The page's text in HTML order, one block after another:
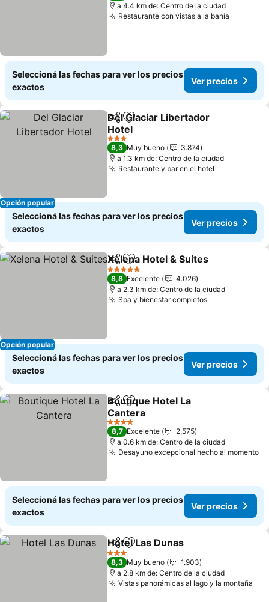
a 4.4 km de: Centro de la ciudad
Restaurante con vistas a la bahía
Seleccioná las fechas para ver los precios
exactos
Ver precios
Opción popular
CompartirAñadir a favoritos
Del Glaciar Libertador
Hotel
3 Estrellas
8,3 Muy bueno
3.874
a 1.3 km de: Centro de la ciudad
Restaurante y bar en el hotel
Seleccioná las fechas para ver los precios
exactos
Ver precios
Opción popular
CompartirAñadir a favoritos
Xelena Hotel & Suites
5 Estrellas
8,8 Excelente
4.026
a 2.3 km de: Centro de la ciudad
Spa y bienestar completos
Seleccioná las fechas para ver los precios
exactos
Ver precios
CompartirAñadir a favoritos
Boutique Hotel La
Cantera
4 Estrellas
8,7 Excelente
2.575
a 0.6 km de: Centro de la ciudad
Desayuno excepcional hecho al momento
Seleccioná las fechas para ver los precios
exactos
Ver precios
CompartirAñadir a favoritos
Hotel Las Dunas
3 Estrellas
8,3 Muy bueno
1.903
a 2.8 km de: Centro de la ciudad
Vistas panorámicas al lago y la montaña